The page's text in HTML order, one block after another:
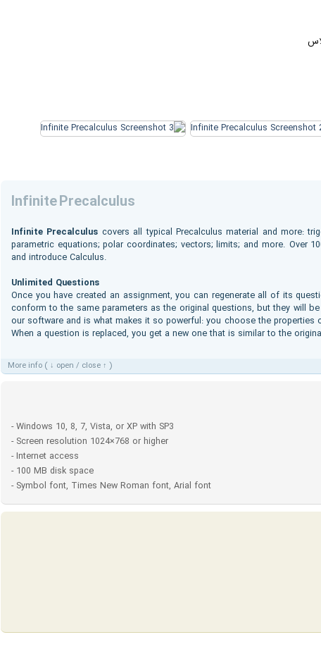
Infinite Precalculus
Infinite Precalculus covers all typical Precalculus material and more:
parametric equations; polar coordinates; vectors; limits; and more. Over
and introduce Calculus.
Unlimited Questions
Once you have created an assignment, you can regenerate all of its
conform to the same parameters as the original questions, but they will
our software and is what makes it so powerful: you choose the
When a question is replaced, you get a new one that is similar to the
More info ( ↓ open / close ↑ )
- Windows 10, 8, 7, Vista, or XP with SP3
- Screen resolution 1024×768 or higher
- Internet access
- 100 MB disk space
- Symbol font, Times New Roman font, Arial font